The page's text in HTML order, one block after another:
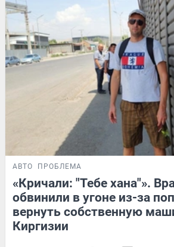
АВТО ПРОБЛЕМА
«Кричали: "Тебе хана"».
обвинили в угоне из-за
вернуть собственную
Киргизии